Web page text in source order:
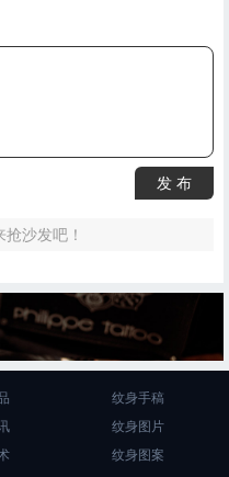
发 布
沙发吧！
纹身手稿
纹身图片
纹身图案